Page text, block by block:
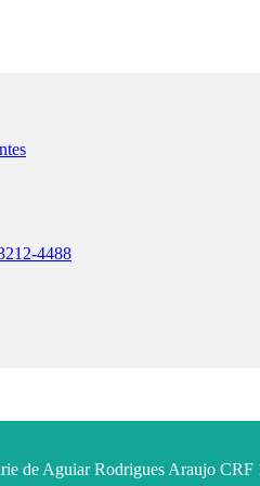
4488
de Aguiar Rodrigues Araujo CRF